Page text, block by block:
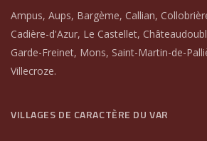
Ampus, Aups, Bargème, Callian,
Cadière-d'Azur, Le Castellet,
Garde-Freinet, Mons, Saint-Martin-de-
Villecroze.
VILLAGES DE CARACTÈRE DU VAR